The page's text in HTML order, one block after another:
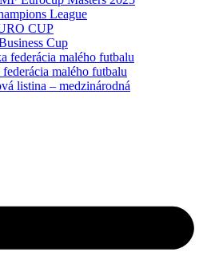
League
CUP
Cup
federácia malého futbalu
federácia malého futbalu
listina – medzinárodná